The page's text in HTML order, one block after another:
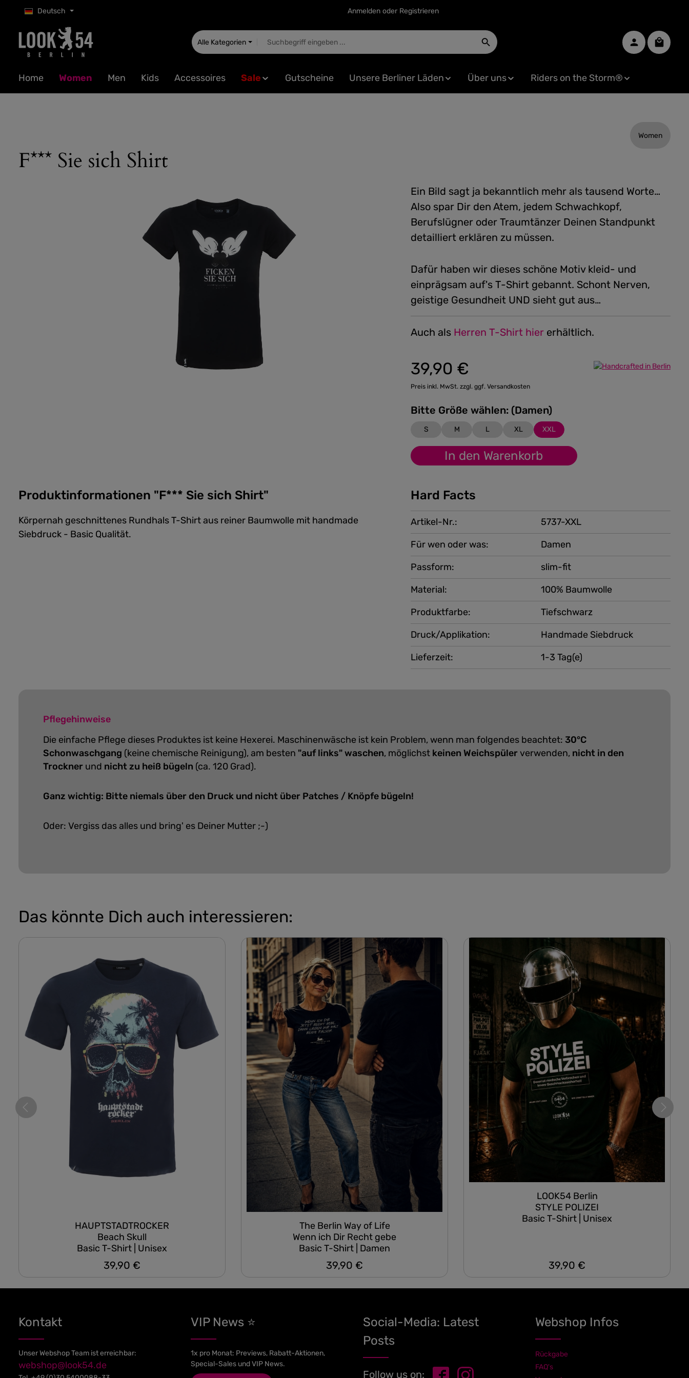
Hauptinhalt springen
Zur Suche springen
Zur Hauptnavigation springen Anmelden oder Registrieren
Deutsch
Alle Kategorien
Home Women Men Kids Accessoires Sale Gutscheine Unsere Berliner Läden Über uns Riders on the Storm®
Women
F*** Sie sich Shirt
Ein Bild sagt ja bekanntlich mehr als tausend Worte…
Also spar Dir den Atem, jedem Schwachkopf,
Berufslügner oder Traumtänzer Deinen Standpunkt
detailliert erklären zu müssen.
Dafür haben wir dieses schöne Motiv kleid- und
einprägsam auf's T-Shirt gebannt. Schont Nerven,
geistige Gesundheit UND sieht gut aus…
Auch als Herren T-Shirt hier erhältlich.
Regulärer Preis:
39,90 €
Preis inkl. MwSt. zzgl. ggf. Versandkosten
Bitte Größe wählen: (Damen)
S M L XL XXL
In den Warenkorb
Produktinformationen "F*** Sie sich Shirt"
Körpernah geschnittenes Rundhals T-Shirt aus reiner Baumwolle mit handmade
Siebdruck - Basic Qualität.
Hard Facts
Artikel-Nr.:
5737-XXL
Für wen oder was:
Damen
Produktfarbe:
Tiefschwarz
Druck/Applikation:
Handmade Siebdruck
Passform:
slim-fit
Material:
100% Baumwolle
Lieferzeit: 1-3 Tag(e)
Pflegehinweise
Die einfache Pflege dieses Produktes ist keine Hexerei. Maschinenwäsche ist kein Problem, wenn man folgendes beachtet: 30°C
Schonwaschgang (keine chemische Reinigung), am besten "auf links" waschen, möglichst keinen Weichspülerverwenden, nicht in den
Trockner und nicht zu heiß bügeln (ca. 120 Grad).
Ganz wichtig: Bitte niemals über den Druck und nicht über Patches / Knöpfe bügeln!
Oder: Vergiss das alles und bring' es Deiner Mutter ;-)
Das könnte Dich auch interessieren:
HAUPTSTADTROCKER
Beach Skull
Basic T-Shirt | Unisex
Regulärer Preis:
39,90 €
The Berlin Way of Life
Wenn ich Dir Recht gebe
Basic T-Shirt | Damen
Regulärer Preis:
39,90 €
LOOK54 Berlin
STYLE POLIZEI
Basic T-Shirt | Unisex
Regulärer Preis:
39,90 €
Kontakt
Unser Webshop Team ist erreichbar:
webshop@look54.de
VIP News ⭐
1x pro Monat: Previews, Rabatt-Aktionen,
Special-Sales und VIP News.
Social-Media: Latest
Posts
Follow us on:
Webshop Infos
Rückgabe
FAQ's